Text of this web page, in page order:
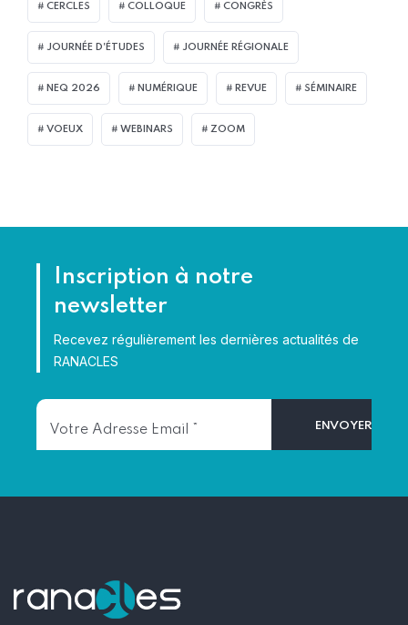
CERCLES COLLOQUE CONGRÈS
JOURNÉE D'ÉTUDES JOURNÉE RÉGIONALE
NEQ 2026 NUMÉRIQUE REVUE SÉMINAIRE
VOEUX WEBINARS ZOOM
Inscription à notre
newsletter
Recevez régulièrement les dernières actualités de
RANACLES